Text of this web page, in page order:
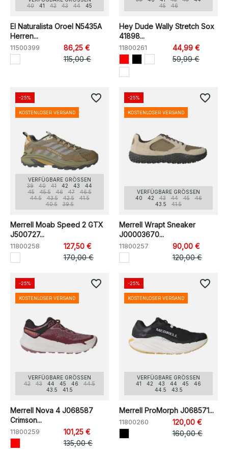
40
41 42 43 44 45
El Naturalista Oroel N5435A
Herren...
11500399
86,25 €
115,00 €
45
46
Hey Dude Wally Stretch Sox
41898...
11800261
44,99 €
59,99 €
VERFÜGBARE GRÖSSEN
39
40 41 42 43
44
45
45.5 46 47
46.5
44.5
43.5 42.5
41.5
40.5
39.5
Merrell Moab Speed 2 GTX
J500727...
11800258
127,50 €
170,00 €
-25%
KOSTENLOSER VERSAND
favorite_border
VERFÜGBARE GRÖSSEN
40
42 43 44 45
46
43.5
41.5
Merrell Wrapt Sneaker
J00003670...
11800257
90,00 €
120,00 €
-25%
KOSTENLOSER VERSAND
favorite_border
VERFÜGBARE GRÖSSEN
42
43 44 45 46
44.5
43.5
41.5
Merrell Nova 4 J068587
Crimson...
11800259
101,25 €
135,00 €
-25%
KOSTENLOSER VERSAND
favorite_border
VERFÜGBARE GRÖSSEN
41
42 43 44 45
46
44.5
43.5
Merrell ProMorph J068571...
11800260
120,00 €
160,00 €
-25%
KOSTENLOSER VERSAND
favorite_border